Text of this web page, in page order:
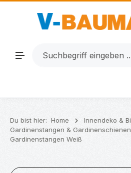
Zum Hauptinhalt springen
Du bist hier: Home
Innendeko &
Gardinenstangen & Gardinenschienen
Gardinenstangen Weiß